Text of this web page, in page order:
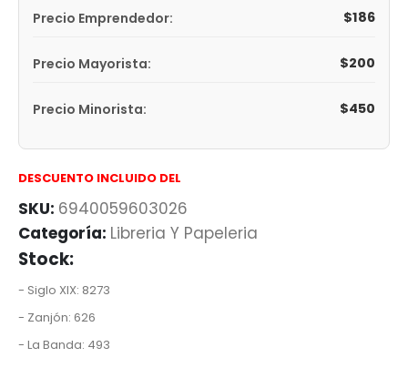
Precio Emprendedor: $186
Precio Mayorista: $200
Precio Minorista: $450
DESCUENTO INCLUIDO DEL
SKU: 6940059603026
Categoría: Libreria Y Papeleria
Stock:
- Siglo XIX: 8273
- Zanjón: 626
- La Banda: 493